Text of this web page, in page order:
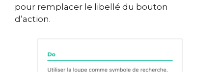
pour remplacer le libellé du bouton
d’action.